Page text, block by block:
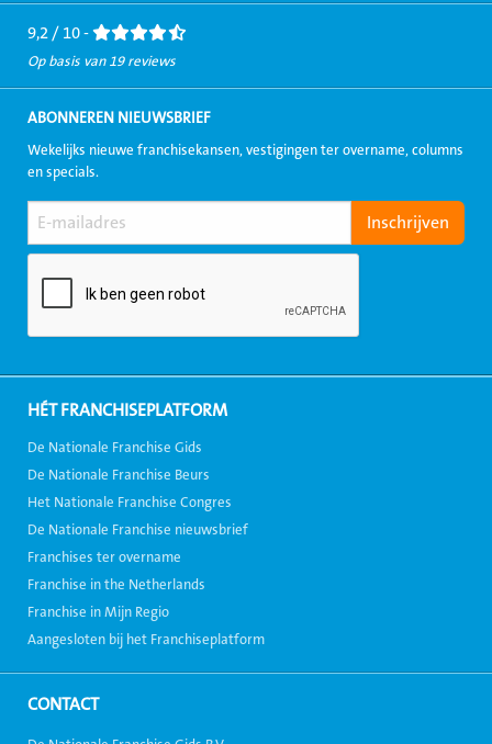
9,2 / 10 -
Op basis van 19 reviews
ABONNEREN NIEUWSBRIEF
Wekelijks nieuwe franchisekansen, vestigingen ter overname, columns
en specials.
HÉT FRANCHISEPLATFORM
De Nationale Franchise Gids
De Nationale Franchise Beurs
Het Nationale Franchise Congres
De Nationale Franchise nieuwsbrief
Franchises ter overname
Franchise in the Netherlands
Franchise in Mijn Regio
Aangesloten bij het Franchiseplatform
CONTACT